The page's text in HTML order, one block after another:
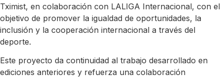
Tximist, en colaboración con LALIGA Internacional, con el
objetivo de promover la igualdad de oportunidades, la
inclusión y la cooperación internacional a través del
deporte.
Este proyecto da continuidad al trabajo desarrollado en
ediciones anteriores y refuerza una colaboración